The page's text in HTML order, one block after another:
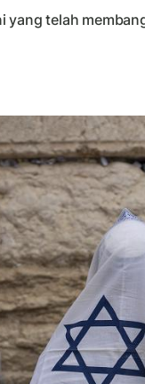
yang telah